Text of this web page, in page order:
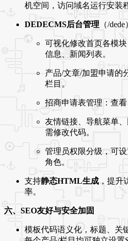
机空间，访问域名运行安装
DEDECMS后台管理 （/
可视化修改首页各模
信息、新闻列表。
产品/文章/加盟申请的
栏目。
招商申请表管理：查
友情链接、导航菜单
需修改代码。
管理员权限分级，可
角色。
支持静态HTML生成，提升
率。
六、SEO友好与安全加固
模板代码语义化，标题、关